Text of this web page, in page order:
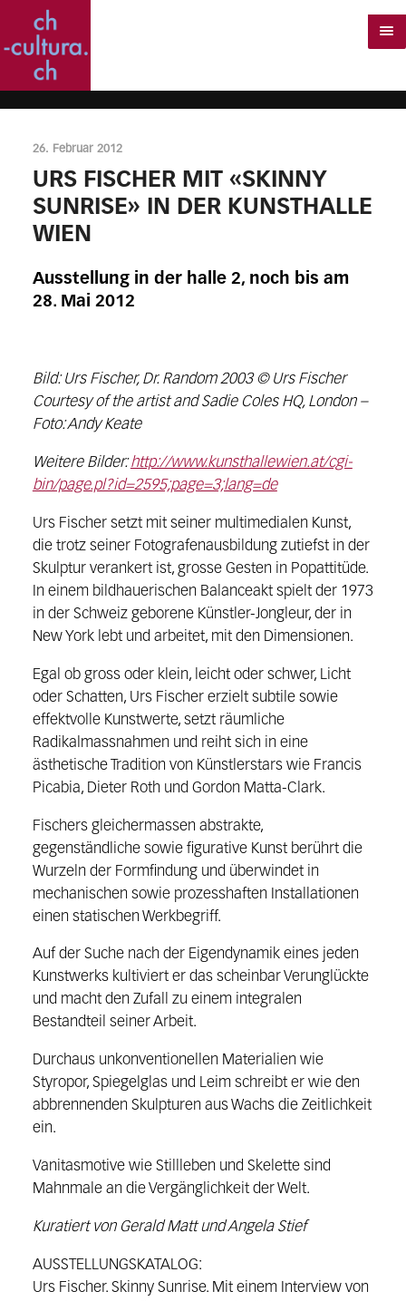
26. Februar 2012
URS FISCHER MIT «SKINNY
SUNRISE» IN DER KUNSTHALLE
WIEN
Ausstellung in der halle 2, noch bis am
28. Mai 2012
Bild: Urs Fischer, Dr. Random 2003 © Urs Fischer
Courtesy of the artist and Sadie Coles HQ, London –
Foto: Andy Keate
Weitere Bilder:http://www.kunsthallewien.at/cgi-
bin/page.pl?id=2595;page=3;lang=de
Urs Fischer setzt mit seiner multimedialen Kunst,
die trotz seiner Fotografenausbildung zutiefst in der
Skulptur verankert ist, grosse Gesten in Popattitüde.
In einem bildhauerischen Balanceakt spielt der 1973
in der Schweiz geborene Künstler-Jongleur, der in
New York lebt und arbeitet, mit den Dimensionen.
Egal ob gross oder klein, leicht oder schwer, Licht
oder Schatten, Urs Fischer erzielt subtile sowie
effektvolle Kunstwerte, setzt räumliche
Radikalmassnahmen und reiht sich in eine
ästhetische Tradition von Künstlerstars wie Francis
Picabia, Dieter Roth und Gordon Matta-Clark.
Fischers gleichermassen abstrakte,
gegenständliche sowie figurative Kunst berührt die
Wurzeln der Formfindung und überwindet in
mechanischen sowie prozesshaften Installationen
einen statischen Werkbegriff.
Auf der Suche nach der Eigendynamik eines jeden
Kunstwerks kultiviert er das scheinbar Verunglückte
und macht den Zufall zu einem integralen
Bestandteil seiner Arbeit.
Durchaus unkonventionellen Materialien wie
Styropor, Spiegelglas und Leim schreibt er wie den
abbrennenden Skulpturen aus Wachs die Zeitlichkeit
ein.
Vanitasmotive wie Stillleben und Skelette sind
Mahnmale an die Vergänglichkeit der Welt.
Kuratiert von Gerald Matt und Angela Stief
AUSSTELLUNGSKATALOG:
Urs Fischer. Skinny Sunrise. Mit einem Interview von